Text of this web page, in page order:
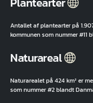
Antallet af plantearter på
kommunen som nummer #11
Naturareal
Naturarealet på 424 km² er
som nummer #2 blandt